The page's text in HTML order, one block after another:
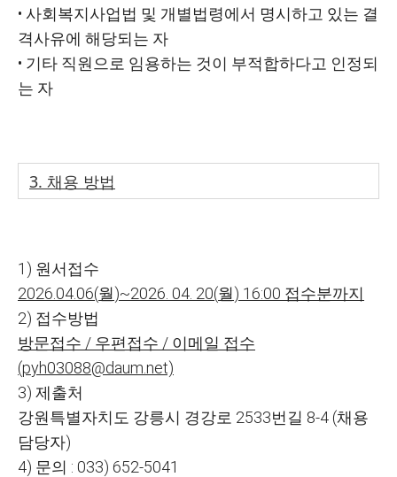
• 사회복지사업법 및 개별법령에서 명시하고 있는 결
격사유에 해당되는 자
• 기타 직원으로 임용하는 것이 부적합하다고 인정되
는 자
3. 채용 방법
1) 원서접수
2026.04.06(월)~2026. 04. 20(월) 16:00 접수분까지
2) 접수방법
방문접수 / 우편접수 / 이메일 접수
(pyh03088@daum.net)
3) 제출처
강원특별자치도 강릉시 경강로 2533번길 8-4 (채용
담당자)
4) 문의 : 033) 652-5041